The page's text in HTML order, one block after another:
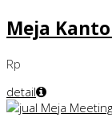
Meja
Rp
detail